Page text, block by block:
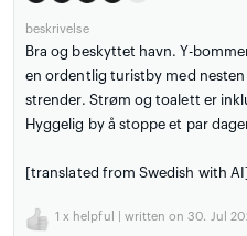
beskrivelse
Bra og beskyttet havn. Y-
en ordentlig turistby med
strender. Strøm og toalett er
Hyggelig by å stoppe et par
[translated from Swedish with AI]
1 x helpful | written on 30. Jul